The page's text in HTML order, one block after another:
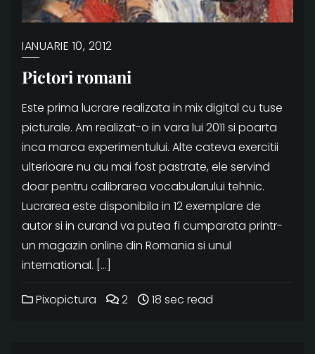
IANUARIE 10, 2012
Pictori romani
Este prima lucrare realizata in mix digital cu tuse
picturale. Am realizat-o in vara lui 2011 si poarta
inca marca experimentului. Alte cateva exercitii
ulterioare nu au mai fost pastrate, ele servind
doar pentru calibrarea vocabularului tehnic.
Lucrarea este disponibila in 12 exemplare de
autor si in curand va putea fi cumparata printr-
un magazin online din Romania si unul
international. […]
Pixopictura 2 18 sec read